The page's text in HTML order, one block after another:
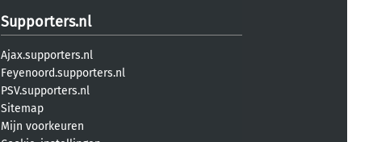
Supporters.nl
Ajax.supporters.nl
Feyenoord.supporters.nl
PSV.supporters.nl
Sitemap
Mijn voorkeuren